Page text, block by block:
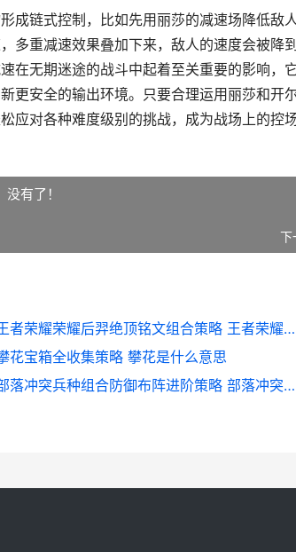
成链式控制，比如先用丽莎的减速场降低敌人
重减速效果叠加下来，敌人的速度会被降到
在无期迷途的战斗中起着至关重要的影响，
更安全的输出环境。只要合理运用丽莎和开
对各种难度级别的挑战，成为战场上的控场
没有了！
下
王者荣耀荣耀后羿绝顶铭文组合策略 王者荣耀荣耀后羿称号
花宝箱全收集策略 攀花是什么意思
部落冲突兵种组合防御布阵进阶策略 部落冲突兵种组合搭配